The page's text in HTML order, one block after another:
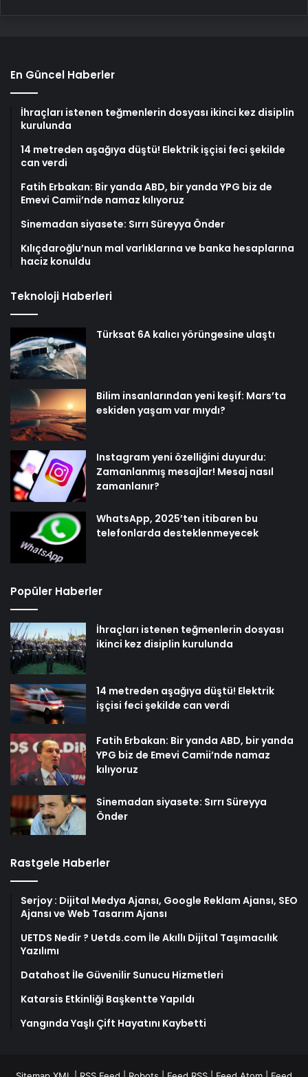
En Güncel Haberler
İhraçları istenen teğmenlerin dosyası ikinci kez disiplin
kurulunda
14 metreden aşağıya düştü! Elektrik işçisi feci şekilde
can verdi
Fatih Erbakan: Bir yanda ABD, bir yanda YPG biz de
Emevi Camii’nde namaz kılıyoruz
Sinemadan siyasete: Sırrı Süreyya Önder
Kılıçdaroğlu’nun mal varlıklarına ve banka hesaplarına
haciz konuldu
Teknoloji Haberleri
Türksat 6A kalıcı yörüngesine ulaştı
Bilim insanlarından yeni keşif: Mars’ta
eskiden yaşam var mıydı?
Instagram yeni özelliğini duyurdu:
Zamanlanmış mesajlar! Mesaj nasıl
zamanlanır?
WhatsApp, 2025’ten itibaren bu
telefonlarda desteklenmeyecek
Popüler Haberler
İhraçları istenen teğmenlerin dosyası
ikinci kez disiplin kurulunda
14 metreden aşağıya düştü! Elektrik
işçisi feci şekilde can verdi
Fatih Erbakan: Bir yanda ABD, bir yanda
YPG biz de Emevi Camii’nde namaz
kılıyoruz
Sinemadan siyasete: Sırrı Süreyya
Önder
Rastgele Haberler
Serjoy : Dijital Medya Ajansı, Google Reklam Ajansı, SEO
Ajansı ve Web Tasarım Ajansı
UETDS Nedir ? Uetds.com İle Akıllı Dijital Taşımacılık
Yazılımı
Datahost İle Güvenilir Sunucu Hizmetleri
Katarsis Etkinliği Başkentte Yapıldı
Yangında Yaşlı Çift Hayatını Kaybetti